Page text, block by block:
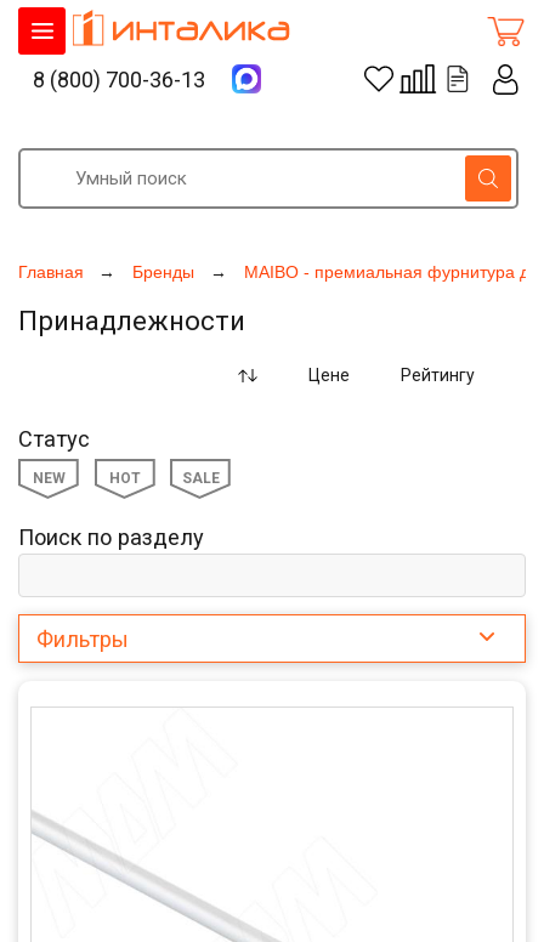
Главная Бренды MAIBO - премиальная фурнитура
Принадлежности
Цене Рейтингу
Статус
NEW HOT SALE
Поиск по разделу
Фильтры
8 (800) 700-36-13